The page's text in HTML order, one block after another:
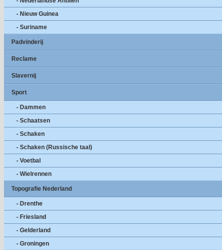
- Nieuw Guinea
- Suriname
Padvinderij
Reclame
Slavernij
Sport
- Dammen
- Schaatsen
- Schaken
- Schaken (Russische taal)
- Voetbal
- Wielrennen
Topografie Nederland
- Drenthe
- Friesland
- Gelderland
- Groningen